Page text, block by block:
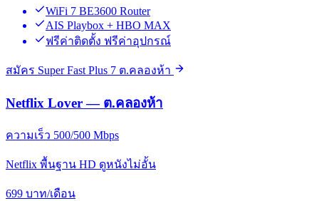
WiFi 7 BE3600 Router
AIS Playbox + HBO MAX
ฟรีค่าติดตั้ง ฟรีค่าอุปกรณ์
สมัคร Super Fast Plus 7 ต.คลองห้า
Netflix Lover — ต.คลองห้า
ความเร็ว 500/500 Mbps
Netflix พื้นฐาน HD ดูหนังไม่อั้น
699 บาท/เดือน